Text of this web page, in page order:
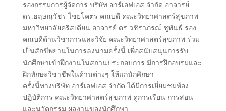
รองกรรมการผู้จัดการ บริษัท อาร์เอฟเอส จำกัด อาจารย์
ดร.ธฤษณุวัชร ไชยโคตร คณบดี คณะวิทยาศาสตร์สุขภาพ
มหาวิทยาลัยคริสเตียน อาจารย์ ดร.วชิราภรณ์ ชูพันธ์ รอง
คณบดีด้านวิชาการและวิจัย คณะวิทยาศาสตร์สุขภาพ ร่วม
เป็นสักขีพยานในการลงนามครั้งนี้ เพื่อสนับสนุนการรับ
นักศึกษาเข้าฝึกงานในสถานประกอบการ มีการฝึกอบรมและ
ฝึกทักษะวิชาชีพในด้านต่างๆ ให้แก่นักศึกษา
ครั้งนี้ทางบริษัท อาร์เอฟเอส จำกัด ได้มีการเยี่ยมชมห้อง
ปฏิบัติการ คณะวิทยาศาสตร์สุขภาพ ดูการเรียน การสอน
และนวัตกรรม ผลงานของนักศึกษา